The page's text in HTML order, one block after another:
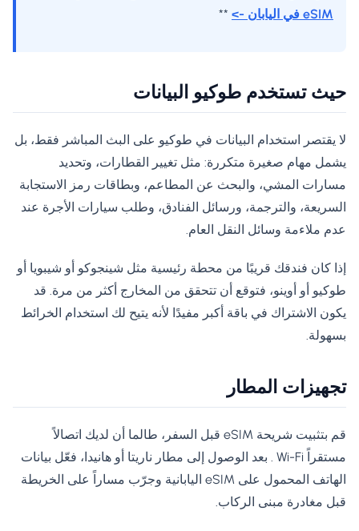
eSIM في اليابان ->
**
حيث تستخدم طوكيو البيانات
لا يقتصر استخدام البيانات في طوكيو على البث المباشر فقط، بل
يشمل مهام صغيرة متكررة: مثل تغيير القطارات، وتحديد
مسارات المشي، والبحث عن المطاعم، وبطاقات رمز الاستجابة
السريعة، والترجمة، ورسائل الفنادق، وطلب سيارات الأجرة عند
عدم ملاءمة وسائل النقل العام.
إذا كان فندقك قريبًا من محطة رئيسية مثل شينجوكو أو شيبويا أو
طوكيو أو أوينو، فتوقع أن تتحقق من المخارج أكثر من مرة. قد
يكون الاشتراك في باقة أكبر مفيدًا لأنه يتيح لك استخدام الخرائط
بسهولة.
تجهيزات المطار
قم بتثبيت شريحة eSIM قبل السفر، طالما أن لديك اتصالاً
مستقراً Wi-Fi . بعد الوصول إلى مطار ناريتا أو هانيدا، فعّل بيانات
الهاتف المحمول على eSIM اليابانية وجرّب مساراً على الخريطة
قبل مغادرة مبنى الركاب.